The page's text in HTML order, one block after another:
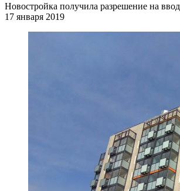
Новостройка получила разрешение на
17 января 2019